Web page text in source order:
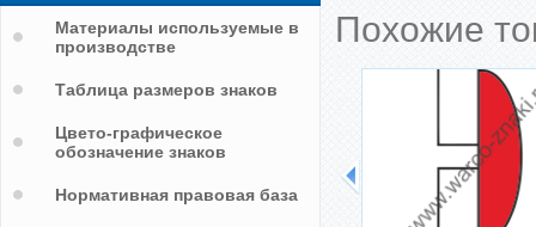
Похожие
Материалы используемые в
производстве
Таблица размеров знаков
Цвето-графическое
обозначение знаков
Нормативная правовая база